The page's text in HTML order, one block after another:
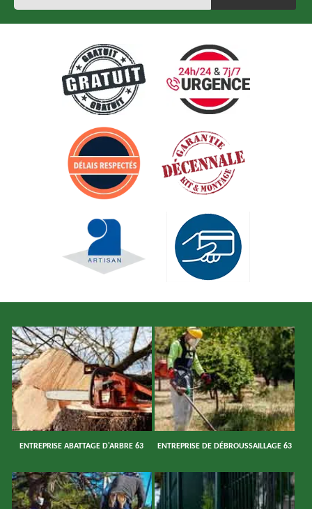
ENTREPRISE ABATTAGE D'ARBRE 63 ENTREPRISE DE DÉBROUSSAILLAGE 63